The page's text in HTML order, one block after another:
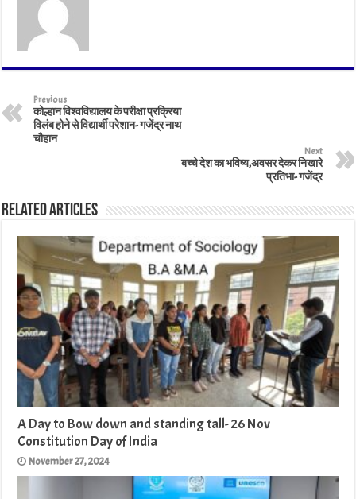
Previous
कोल्हान विश्वविद्यालय के परीक्षा प्रक्रिया
विलंब होने से विद्यार्थी परेशान- गजेंद्र नाथ
चौहान
Next
बच्चे देश का भविष्य,अवसर देकर निखारे
प्रतिभा- गजेंद्र
Related Articles
A Day to Bow down and standing tall- 26 Nov
Constitution Day of India
November 27, 2024